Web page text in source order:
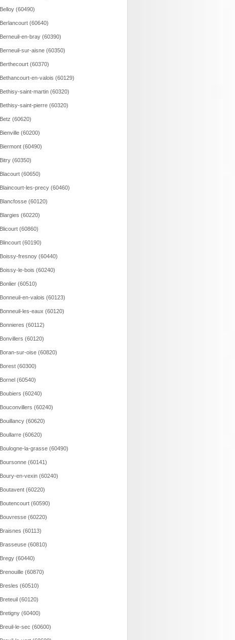
Belloy (60490)
Berlancourt (60640)
Berneuil-en-bray (60390)
Berneuil-sur-aisne (60350)
Berthecourt (60370)
Bethancourt-en-valois (60129)
Bethisy-saint-martin (60320)
Bethisy-saint-pierre (60320)
Betz (60620)
Bienville (60200)
Biermont (60490)
Bitry (60350)
Blacourt (60650)
Blaincourt-les-precy (60460)
Blancfosse (60120)
Blargies (60220)
Blicourt (60860)
Blincourt (60190)
Boissy-fresnoy (60440)
Boissy-le-bois (60240)
Bonlier (60510)
Bonneuil-en-valois (60123)
Bonneuil-les-eaux (60120)
Bonnieres (60112)
Bonvillers (60120)
Boran-sur-oise (60820)
Borest (60300)
Bornel (60540)
Boubiers (60240)
Bouconvillers (60240)
Bouillancy (60620)
Boullarre (60620)
Boulogne-la-grasse (60490)
Boursonne (60141)
Boury-en-vexin (60240)
Boutavent (60220)
Boutencourt (60590)
Bouvresse (60220)
Braisnes (60113)
Brasseuse (60810)
Bregy (60440)
Brenouille (60870)
Bresles (60510)
Breteuil (60120)
Bretigny (60400)
Breuil-le-sec (60600)